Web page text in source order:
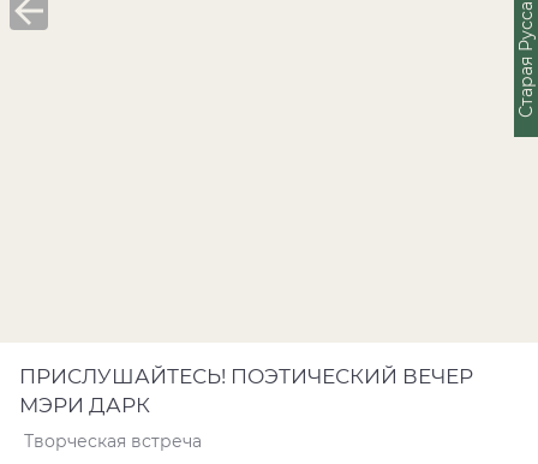
ПРИСЛУШАЙТЕСЬ! ПОЭТИЧЕСКИЙ ВЕЧЕР
МЭРИ ДАРК
Творческая встреча
Старая Русса